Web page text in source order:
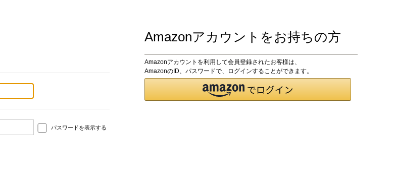
パスワードを表示する
Amazonアカウントをお持ちの方
Amazonアカウントを利用して会員登録されたお客様は、
AmazonのID、パスワードで、ログインすることができます。